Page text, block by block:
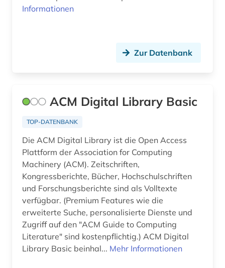
druckindustrie (1)
druckvorstufe druckverfahren druckfarbe
papier druckindustrie (1)
dämpfung (1)
dänemark (1)
e-learning (5)
e-technik (1)
Informationen
Zur Datenbank
ACM Digital Library Basic
TOP-DATENBANK
Die ACM Digital Library ist die Open Access
Plattform der Association for Computing
Machinery (ACM). Zeitschriften,
Kongressberichte, Bücher, Hochschulschriften
und Forschungsberichte sind als Volltexte
verfügbar. (Premium Features wie die
erweiterte Suche, personalisierte Dienste und
Zugriff auf den "ACM Guide to Computing
Literature" sind kostenpflichtig.) ACM Digital
Library Basic beinhal... Mehr Informationen